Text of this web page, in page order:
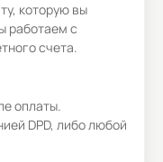
которую вы
работаем с
счета.
оплаты.
DPD, либо любой